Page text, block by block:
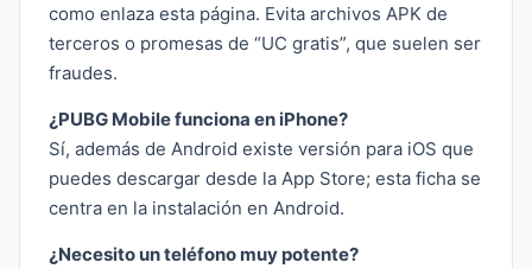
como enlaza esta página. Evita archivos APK de
terceros o promesas de “UC gratis”, que suelen ser
fraudes.
¿PUBG Mobile funciona en iPhone?
Sí, además de Android existe versión para iOS que
puedes descargar desde la App Store; esta ficha se
centra en la instalación en Android.
¿Necesito un teléfono muy potente?